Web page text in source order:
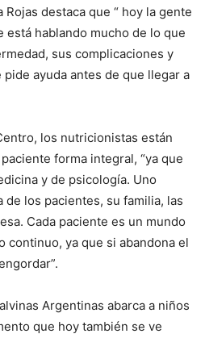
destaca que “ hoy la gente
está hablando mucho de lo que
sus complicaciones y
ayuda antes de que llegar a
los nutricionistas están
forma integral, “ya que
y de psicología. Uno
de los pacientes, su familia, las
Cada paciente es un mundo
continuo, ya que si abandona el
Argentinas abarca a niños
que hoy también se ve